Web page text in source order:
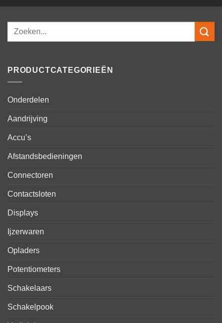
Zoeken
PRODUCTCATEGORIEËN
Onderdelen
Aandrijving
Accu’s
Afstandsbedieningen
Connectoren
Contactsloten
Displays
Ijzerwaren
Opladers
Potentiometers
Schakelaars
Schakelpook